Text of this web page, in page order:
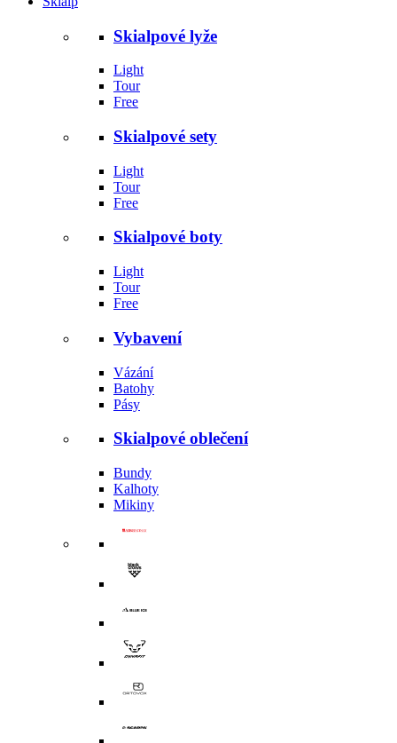
Skialpové lyže
Light
Tour
Free
Skialpové sety
Light
Tour
Free
Skialpové boty
Light
Tour
Free
Vybavení
Vázání
Batohy
Pásy
Skialpové oblečení
Bundy
Kalhoty
Mikiny